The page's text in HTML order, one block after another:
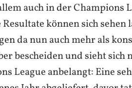
auch in der Champions
können sich sehen
da nun auch mehr als
bescheiden und sieht sich
League anbelangt: Eine